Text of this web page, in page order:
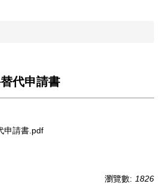
代申請書
申請書.pdf
瀏覽數: 1826